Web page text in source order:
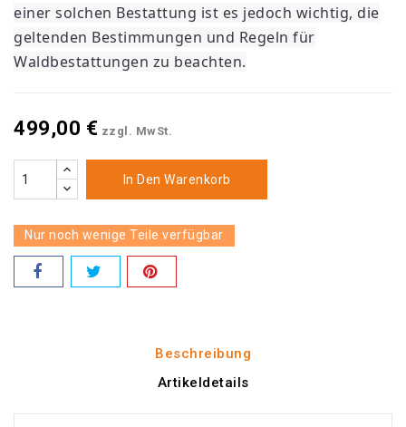
einer solchen Bestattung ist es jedoch wichtig, die
geltenden Bestimmungen und Regeln für
Waldbestattungen zu beachten.
499,00 € zzgl. MwSt.
In Den Warenkorb
Nur noch wenige Teile verfügbar
Beschreibung
Artikeldetails